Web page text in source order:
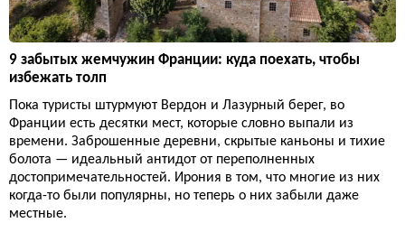
9 забытых жемчужин Франции: куда поехать, чтобы
избежать толп
Пока туристы штурмуют Вердон и Лазурный берег, во
Франции есть десятки мест, которые словно выпали из
времени. Заброшенные деревни, скрытые каньоны и тихие
болота — идеальный антидот от переполненных
достопримечательностей. Ирония в том, что многие из них
когда-то были популярны, но теперь о них забыли даже
местные.